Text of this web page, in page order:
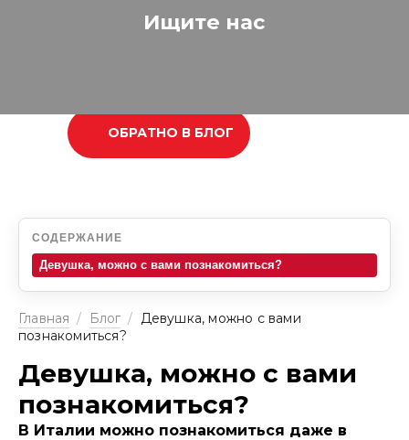
Ищите нас
ОБРАТНО В БЛОГ
СОДЕРЖАНИЕ
Девушка, можно с вами познакомиться?
Главная / Блог / Девушка, можно с вами
познакомиться?
Девушка, можно с вами
познакомиться?
В Италии можно познакомиться даже в